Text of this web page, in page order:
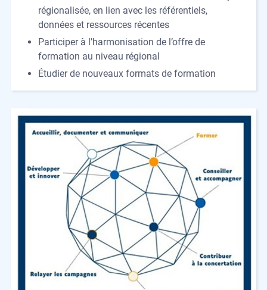
régionalisée, en lien avec les référentiels,
données et ressources récentes
Participer à l’harmonisation de l’offre de
formation au niveau régional
Étudier de nouveaux formats de formation